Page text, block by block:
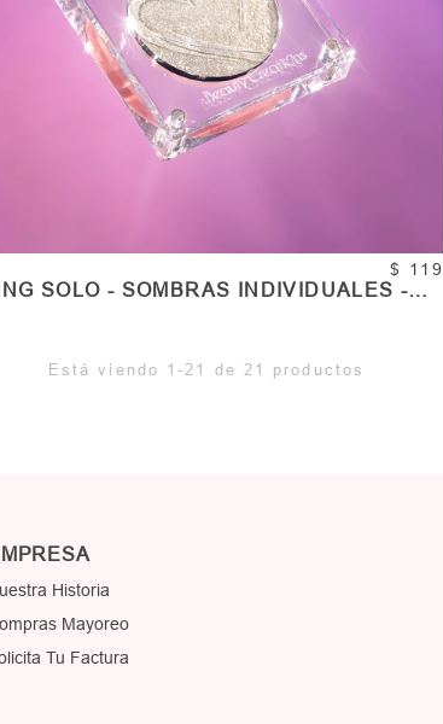
$ 119
SOLO - SOMBRAS INDIVIDUALES -
Está viendo 1-21 de 21 productos
Historia
Mayoreo
Tu Factura